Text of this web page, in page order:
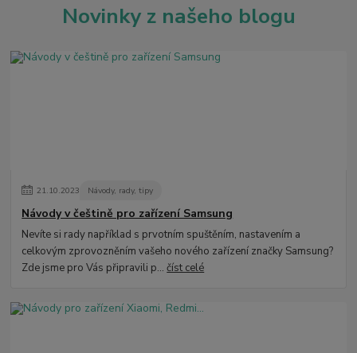
Novinky z našeho blogu
21.10.2023 Návody, rady, tipy
Návody v češtině pro zařízení Samsung
Nevíte si rady například s prvotním spuštěním, nastavením a
celkovým zprovozněním vašeho nového zařízení značky Samsung?
Zde jsme pro Vás připravili p...číst celé